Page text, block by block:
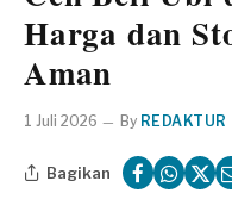
Harga dan
Aman
1 Juli 2026 By
Bagikan